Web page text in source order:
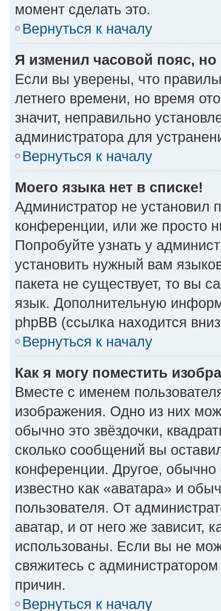
момент сделать это.
Вернуться к началу
Я изменил часовой пояс,
Если вы уверены, что
летнего времени, но время
значит, неправильно
администратора для
Вернуться к началу
Моего языка нет в списке!
Администратор не установил
конференции, или же просто
Попробуйте узнать у
установить нужный вам
пакета не существует, то вы
язык. Дополнительную
phpBB (ссылка находится
Вернуться к началу
Как я могу поместить
Вместе с именем
изображения. Одно из них
обычно это звёздочки,
сколько сообщений вы
конференции. Другое,
известно как «аватара» и
пользователя. От
аватар, и от него же зависит,
использованы. Если вы не
свяжитесь с
причин.
Вернуться к началу